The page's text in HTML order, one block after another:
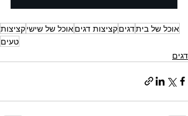
אוכל של ביתדגיםקציצות דגיםאוכל של שישיקציצות
טעים
דגים